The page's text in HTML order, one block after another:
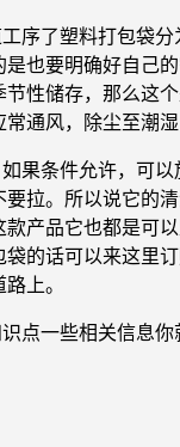
序了塑料打包袋
也要明确好自己
性储存，那么这
通风，除尘至潮
果条件允许，可
拉。所以说它的
产品它也都是可
的话可以来这里
上。
点一些相关信息